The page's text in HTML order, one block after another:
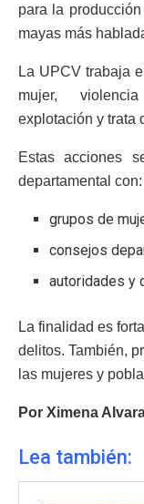
para la
mayas más
La UPCV trabaja
mujer,
explotación y trata
Estas acciones
departamental con:
grupos de
consejos
autoridades y
La finalidad es
delitos. También,
las mujeres y
Por Ximena
Lea también: